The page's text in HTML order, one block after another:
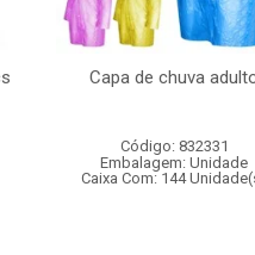
Capa de chuva
Código: 832331
Embalagem: Unidade
Caixa Com: 144